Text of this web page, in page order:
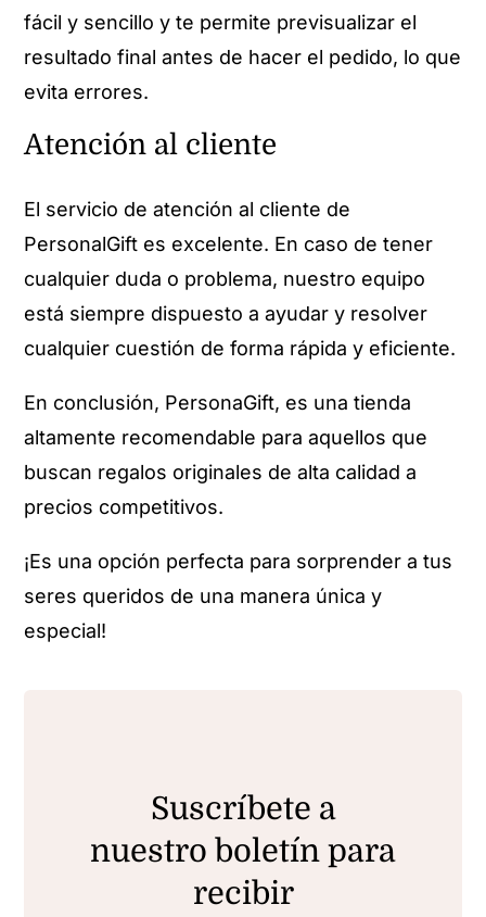
fácil y sencillo y te permite previsualizar el
resultado final antes de hacer el pedido, lo que
evita errores.
Atención al cliente
El servicio de atención al cliente de
PersonalGift es excelente. En caso de tener
cualquier duda o problema, nuestro equipo
está siempre dispuesto a ayudar y resolver
cualquier cuestión de forma rápida y eficiente.
En conclusión, PersonaGift, es una tienda
altamente recomendable para aquellos que
buscan regalos originales de alta calidad a
precios competitivos.
¡Es una opción perfecta para sorprender a tus
seres queridos de una manera única y
especial!
Suscríbete a
nuestro boletín para
recibir